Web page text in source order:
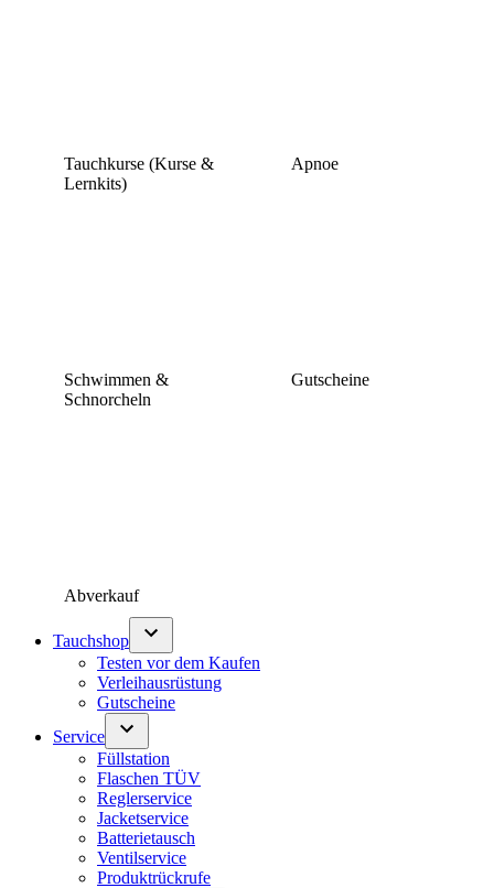
Tauchkurse (Kurse &
Lernkits)
Apnoe
Schwimmen &
Schnorcheln
Gutscheine
Abverkauf
Tauchshop
Testen vor dem Kaufen
Verleihausrüstung
Gutscheine
Service
Füllstation
Flaschen TÜV
Reglerservice
Jacketservice
Batterietausch
Ventilservice
Produktrückrufe